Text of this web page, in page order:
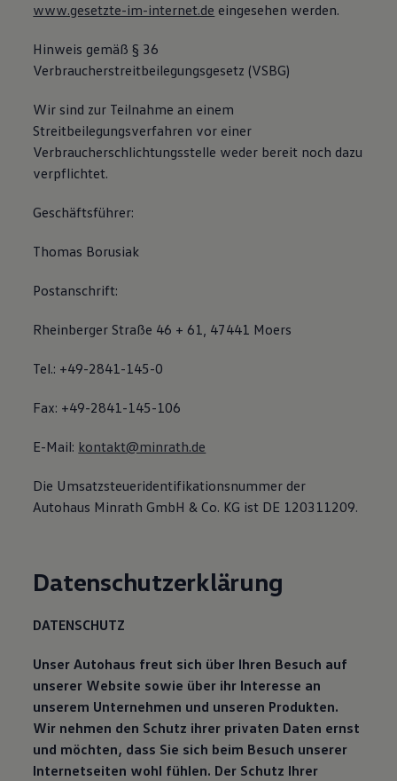
www.gesetzte-im-internet.de eingesehen werden.
Hinweis gemäß § 36
Verbraucherstreitbeilegungsgesetz (VSBG)
Wir sind zur Teilnahme an einem
Streitbeilegungsverfahren vor einer
Verbraucherschlichtungsstelle weder bereit noch dazu
verpflichtet.
Geschäftsführer:
Thomas Borusiak
Postanschrift:
Rheinberger Straße 46 + 61, 47441 Moers
Tel.: +49-2841-145-0
Fax: +49-2841-145-106
E-Mail: kontakt@minrath.de
Die Umsatzsteueridentifikationsnummer der
Autohaus Minrath GmbH & Co. KG ist DE 120311209.
Datenschutzerklärung
DATENSCHUTZ
Unser Autohaus freut sich über Ihren Besuch auf
unserer Website sowie über ihr Interesse an
unserem Unternehmen und unseren Produkten.
Wir nehmen den Schutz ihrer privaten Daten ernst
und möchten, dass Sie sich beim Besuch unserer
Internetseiten wohl fühlen. Der Schutz Ihrer